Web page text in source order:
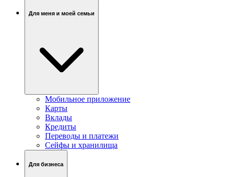
Для меня и моей семьи
Мобильное приложение
Карты
Вклады
Кредиты
Переводы и платежи
Сейфы и хранилища
Для бизнеса